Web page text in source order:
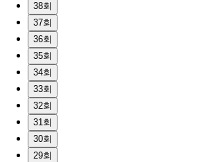
38회
37회
36회
35회
34회
33회
32회
31회
30회
29회